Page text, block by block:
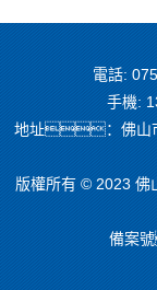
電話:
手機:
地址：佛山市
版權所有 © 2023 佛
備案